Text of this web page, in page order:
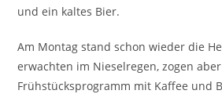
und ein kaltes Bier.
Am Montag stand schon wieder die
erwachten im Nieselregen, zogen
Frühstücksprogramm mit Kaffee und